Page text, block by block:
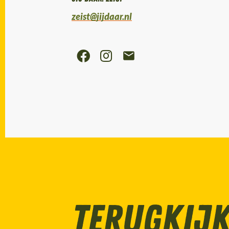
zeist@jijdaar.nl